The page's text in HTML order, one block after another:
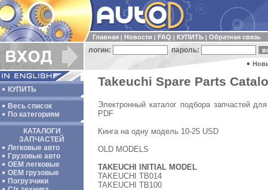
Главная Новости FAQ КУПИТЬ Обратная связь
логин: пароль:
КУПИТЬ
Весь список
По категориям
КАТАЛОГИ
ЗАПЧАСТЕЙ
Легковые авто
Грузовые авто
ОЕМ легковые
OEM грузовые
Погрузчики
Takeuchi Spare Parts
Электронный каталог подбора запчастей
PDF
Кинга на одну модель 10-25 USD
OLD MODELS
TAKEUCHI INITIAL MODEL
TAKEUCHI TB014
TAKEUCHI TB100